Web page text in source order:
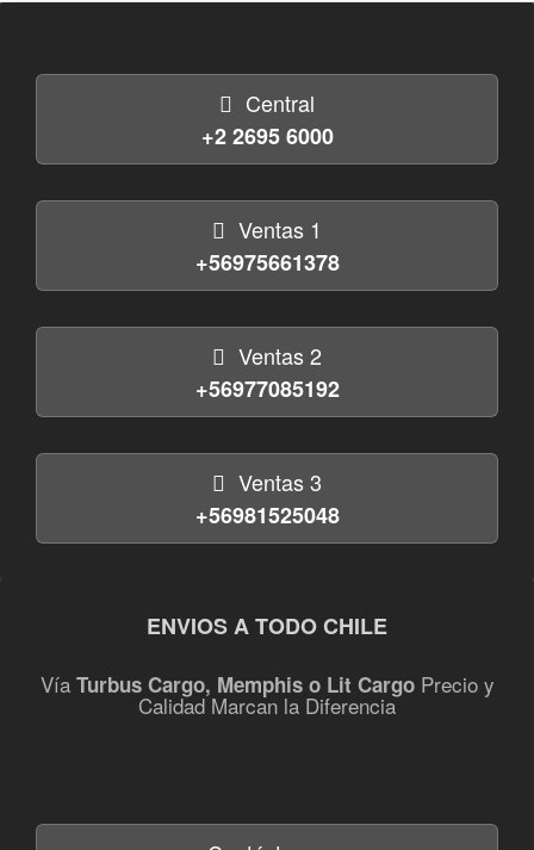
Central
+2 2695 6000
Ventas 1
+56975661378
Ventas 2
+56977085192
Ventas 3
+56981525048
ENVIOS A TODO CHILE
Vía Turbus Cargo, Memphis o Lit CargoPrecio y
Calidad Marcan la Diferencia